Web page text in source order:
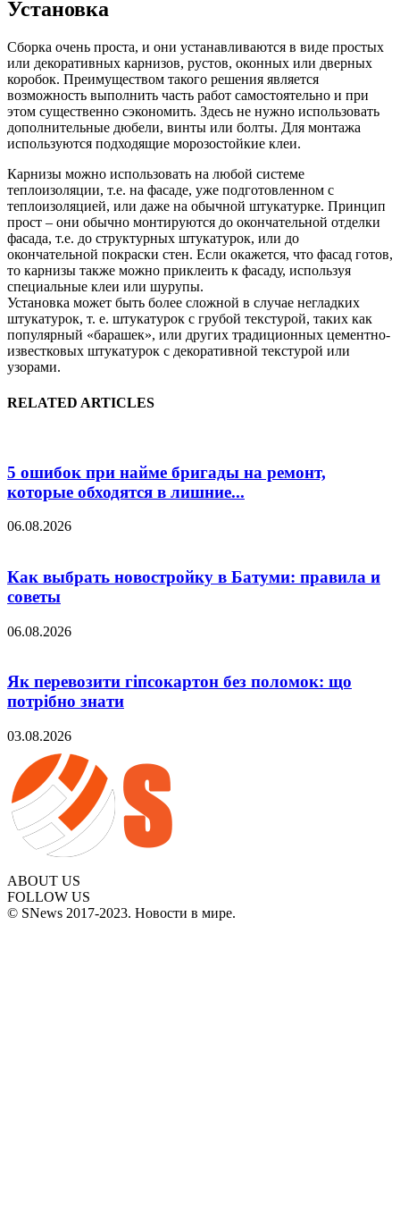
Установка
Сборка очень проста, и они устанавливаются в виде простых
или декоративных карнизов, рустов, оконных или дверных
коробок. Преимуществом такого решения является
возможность выполнить часть работ самостоятельно и при
этом существенно сэкономить. Здесь не нужно использовать
дополнительные дюбели, винты или болты. Для монтажа
используются подходящие морозостойкие клеи.
Карнизы можно использовать на любой системе
теплоизоляции, т.е. на фасаде, уже подготовленном с
теплоизоляцией, или даже на обычной штукатурке. Принцип
прост – они обычно монтируются до окончательной отделки
фасада, т.е. до структурных штукатурок, или до
окончательной покраски стен. Если окажется, что фасад готов,
то карнизы также можно приклеить к фасаду, используя
специальные клеи или шурупы.
Установка может быть более сложной в случае негладких
штукатурок, т. е. штукатурок с грубой текстурой, таких как
популярный «барашек», или других традиционных цементно-
известковых штукатурок с декоративной текстурой или
узорами.
RELATED ARTICLES
5 ошибок при найме бригады на ремонт,
которые обходятся в лишние...
06.08.2026
Как выбрать новостройку в Батуми: правила и
советы
06.08.2026
Як перевозити гіпсокартон без поломок: що
потрібно знати
03.08.2026
ABOUT US
FOLLOW US
© SNews 2017-2023. Новости в мире.